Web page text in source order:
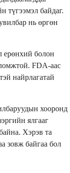
түгээмэл байдаг.
нь өргөн
ерөнхий болон
FDA-аас
найрлагатай
хооронд
ялгааг
Хэрэв та
зовж байгаа бол